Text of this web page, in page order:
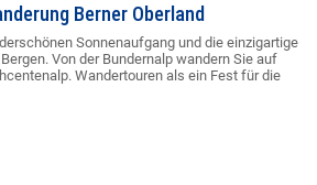
Berner Oberland
Sonnenaufgang und die einzigartige
Von der Bundernalp wandern Sie auf
Wandertouren als ein Fest für die